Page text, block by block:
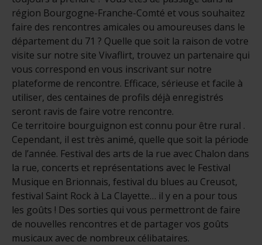
région Bourgogne-Franche-Comté et vous souhaitez
faire des rencontres amicales ou amoureuses dans le
département du 71 ? Quelle que soit la raison de votre
visite sur notre site Vivaflirt, trouvez un partenaire qui
vous correspond en vous inscrivant sur notre
plateforme de rencontre. Efficace, sérieuse et facile à
utiliser, des centaines de profils déjà enregistrés
seront ravis de faire votre rencontre.
Ce territoire bourguignon est connu pour être rural .
Cependant, il est très animé, quelle que soit la période
de l’année. Festival des arts de la rue avec Chalon dans
la rue, concerts et représentations avec le Festival
Musique en Brionnais, festival du blues au Creusot,
festival Saint Rock à La Clayette… il y en a pour tous
les goûts ! Des sorties qui vous permettront de faire
de nouvelles rencontres et de partager vos goûts
musicaux avec de nombreux célibataires.